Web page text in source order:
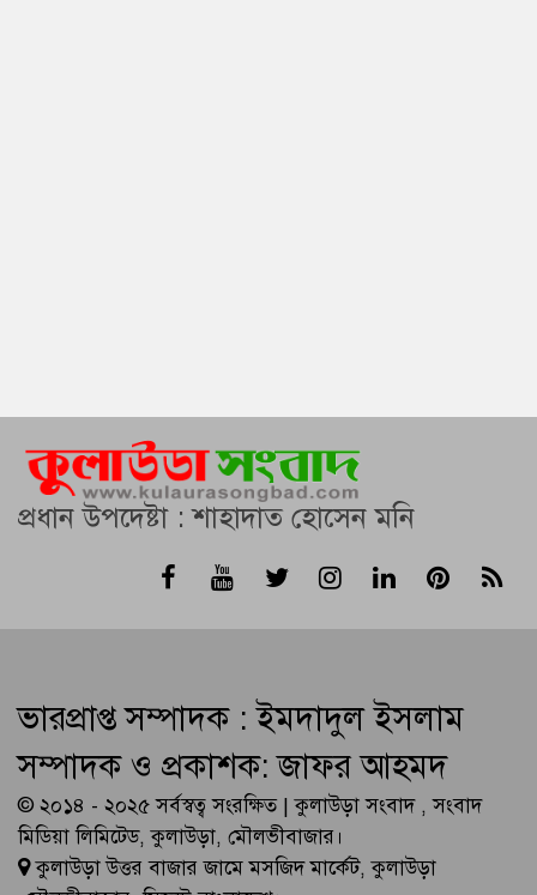
প্রধান উপদেষ্টা : শাহাদাত হোসেন মনি
ভারপ্রাপ্ত সম্পাদক : ইমদাদুল ইসলাম
সম্পাদক ও প্রকাশক: জাফর আহমদ
© ২০১৪ - ২০২৫ সর্বস্বত্ব সংরক্ষিত | কুলাউড়া সংবাদ , সংবাদ
মিডিয়া লিমিটেড, কুলাউড়া, মৌলভীবাজার।
কুলাউড়া উত্তর বাজার জামে মসজিদ মার্কেট, কুলাউড়া